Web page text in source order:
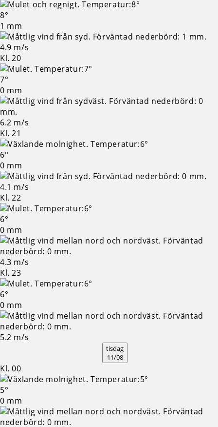
8°
1 mm
4.9 m/s
Kl. 20
7°
0 mm
6.2 m/s
Kl. 21
6°
0 mm
4.1 m/s
Kl. 22
6°
0 mm
4.3 m/s
Kl. 23
6°
0 mm
5.2 m/s
tisdag
11/08
Kl. 00
5°
0 mm